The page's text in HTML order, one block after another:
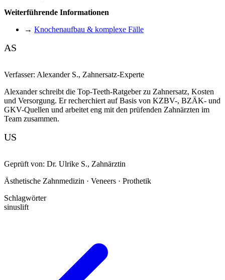
Weiterführende Informationen
→ Knochenaufbau & komplexe Fälle
AS
Verfasser: Alexander S., Zahnersatz-Experte
Alexander schreibt die Top-Teeth-Ratgeber zu Zahnersatz, Kosten
und Versorgung. Er recherchiert auf Basis von KZBV-, BZÄK- und
GKV-Quellen und arbeitet eng mit den prüfenden Zahnärzten im
Team zusammen.
US
Geprüft von: Dr. Ulrike S., Zahnärztin
Ästhetische Zahnmedizin · Veneers · Prothetik
Schlagwörter
sinuslift